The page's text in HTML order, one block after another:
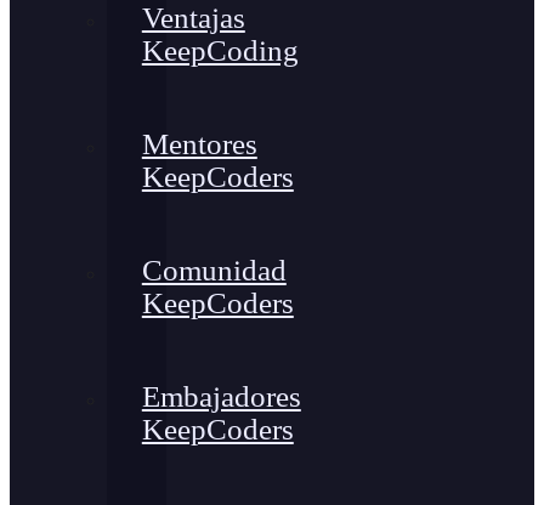
Ventajas
KeepCoding
Mentores
KeepCoders
Comunidad
KeepCoders
Embajadores
KeepCoders